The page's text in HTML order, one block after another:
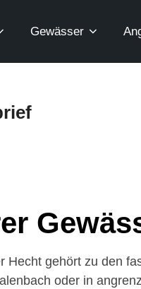
Gewässer
Hecht gehört zu den
oder in